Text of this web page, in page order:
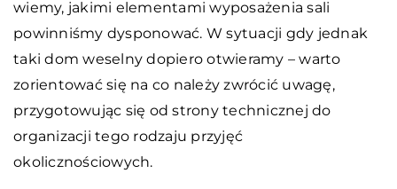
wiemy, jakimi elementami wyposażenia sali
powinniśmy dysponować. W sytuacji gdy jednak
taki dom weselny dopiero otwieramy – warto
zorientować się na co należy zwrócić uwagę,
przygotowując się od strony technicznej do
organizacji tego rodzaju przyjęć
okolicznościowych.